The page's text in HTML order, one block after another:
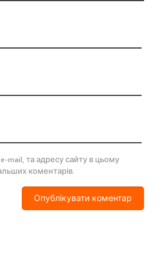
mail, та адресу сайту в цьому
коментарів.